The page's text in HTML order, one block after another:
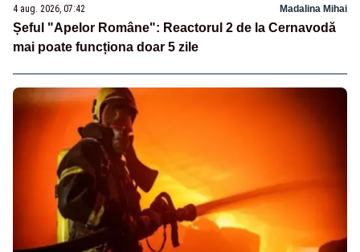
4 aug. 2026, 07:42 Madalina Mihai
Șeful "Apelor Române": Reactorul 2 de la Cernavodă
mai poate funcționa doar 5 zile